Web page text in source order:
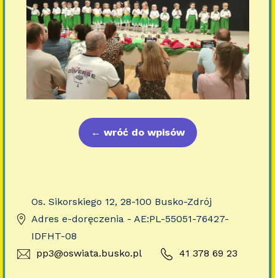
← wróć do wpisów
Os. Sikorskiego 12, 28-100 Busko-Zdrój
Adres e-doręczenia - AE:PL-55051-76427-
IDFHT-08
pp3@oswiata.busko.pl
41 378 69 23